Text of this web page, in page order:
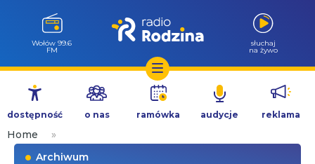
Przejdź
treści
Wołów 99.6
FM
słuchaj
na żywo
dostępność o nas ramówka audycje reklama
Home
»
Archiwum